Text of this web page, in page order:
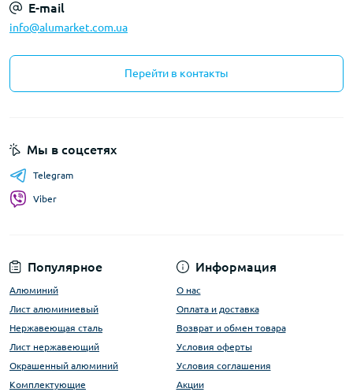
E-mail
info@alumarket.com.ua
Перейти в контакты
Популярное
Алюминий
Лист алюминиевый
Нержавеющая сталь
Лист нержавеющий
Окрашенный алюминий
Комплектующие
Информация
О нас
Оплата и доставка
Возврат и обмен товара
Условия оферты
Условия соглашения
Акции
Мы в соцсетях
Telegram
Viber